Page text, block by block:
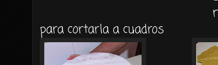
para cortarla a cuadros